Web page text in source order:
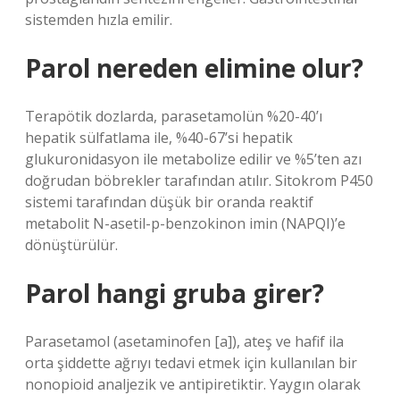
sistemden hızla emilir.
Parol nereden elimine olur?
Terapötik dozlarda, parasetamolün %20-40’ı
hepatik sülfatlama ile, %40-67’si hepatik
glukuronidasyon ile metabolize edilir ve %5’ten azı
doğrudan böbrekler tarafından atılır. Sitokrom P450
sistemi tarafından düşük bir oranda reaktif
metabolit N-asetil-p-benzokinon imin (NAPQI)’e
dönüştürülür.
Parol hangi gruba girer?
Parasetamol (asetaminofen [a]), ateş ve hafif ila
orta şiddette ağrıyı tedavi etmek için kullanılan bir
nonopioid analjezik ve antipiretiktir. Yaygın olarak